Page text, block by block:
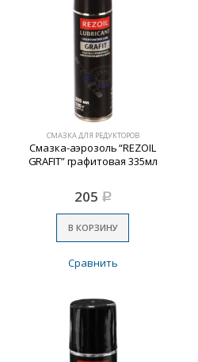
СМАЗКА ДЛЯ РЕДУКТОРОВ
Смазка-аэрозоль “REZOIL
GRAFIT” графитовая 335мл
205 Р
В КОРЗИНУ
Сравнить